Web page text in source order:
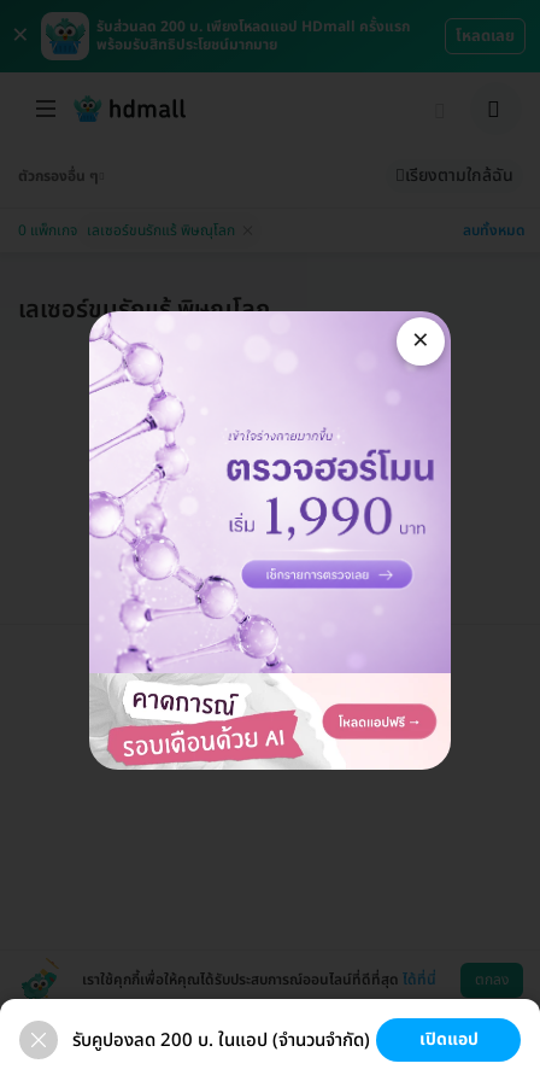
×
รับส่วนลด 200 บ. เพียงโหลดแอป HDmall ครั้งแรก
พร้อมรับสิทธิประโยชน์มากมาย
โหลดเลย
ตัวกรองอื่น ๆ เรียงตามใกล้ฉัน
0 แพ็กเกจ เลเซอร์ขนรักแร้ พิษณุโลก ลบทั้งหมด
เลเซอร์ขนรักแร้ พิษณุโลก
แอดมินพร้อมดูแลคุณทุกวันทางไลน์
คุยกับแอดมิน ฟรี!
สุขภาพ ช่วยเหลือ โหลดแอพ
เราใช้คุกกี้เพื่อให้คุณได้รับประสบการณ์ออนไลน์ที่ดีที่สุด ได้ที่นี่ ตกลง
×
รับคูปองลด 200 บ. ในแอป (จำนวนจำกัด) เปิดแอป